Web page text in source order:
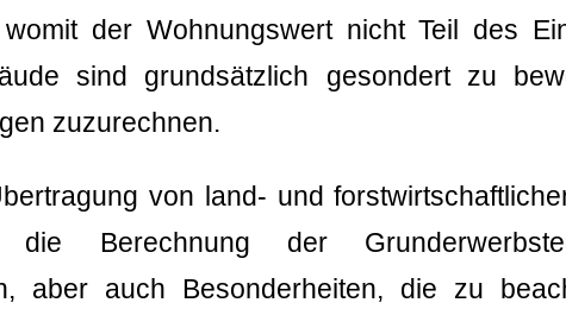
der Wohnungswert nicht Teil des
sind grundsätzlich gesondert zu
zuzurechnen.
von land- und
Berechnung der
aber auch Besonderheiten, die zu